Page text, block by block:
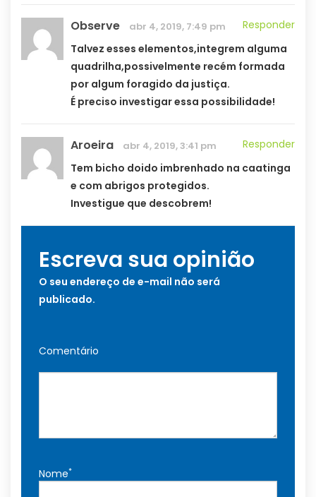
Observe abr 4, 2019, 7:49 pm
Responder
Talvez esses elementos,integrem alguma
quadrilha,possivelmente recém formada
por algum foragido da justiça.
É preciso investigar essa possibilidade!
Aroeira abr 4, 2019, 3:41 pm
Responder
Tem bicho doido imbrenhado na caatinga
e com abrigos protegidos.
Investigue que descobrem!
Escreva sua opinião
O seu endereço de e-mail não será
publicado.
Comentário
Nome*